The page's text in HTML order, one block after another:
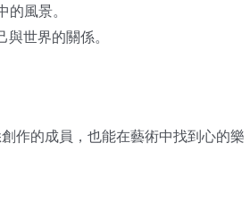
的風景。
世界的關係。
創作的成員，也能在藝術中找到心的樂